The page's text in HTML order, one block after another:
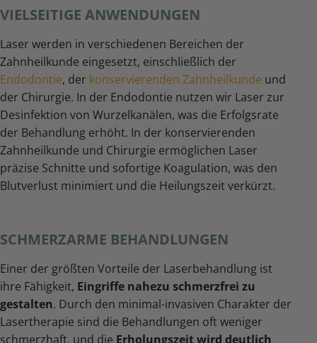
VIELSEITIGE ANWENDUNGEN
Laser werden in verschiedenen Bereichen der
Zahnheilkunde eingesetzt, einschließlich der
Endodontie, der konservierenden Zahnheilkunde und
der Chirurgie. In der Endodontie nutzen wir Laser zur
Desinfektion von Wurzelkanälen, was die Erfolgsrate
der Behandlung erhöht. In der konservierenden
Zahnheilkunde und Chirurgie ermöglichen Laser
präzise Schnitte und sofortige Koagulation, was den
Blutverlust minimiert und die Heilungszeit verkürzt.
SCHMERZARME BEHANDLUNGEN
Einer der größten Vorteile der Laserbehandlung ist
ihre Fähigkeit, Eingriffe nahezu schmerzfrei zu
gestalten. Durch den minimal-invasiven Charakter der
Lasertherapie sind die Behandlungen oft weniger
schmerzhaft, und die Erholungszeit wird deutlich